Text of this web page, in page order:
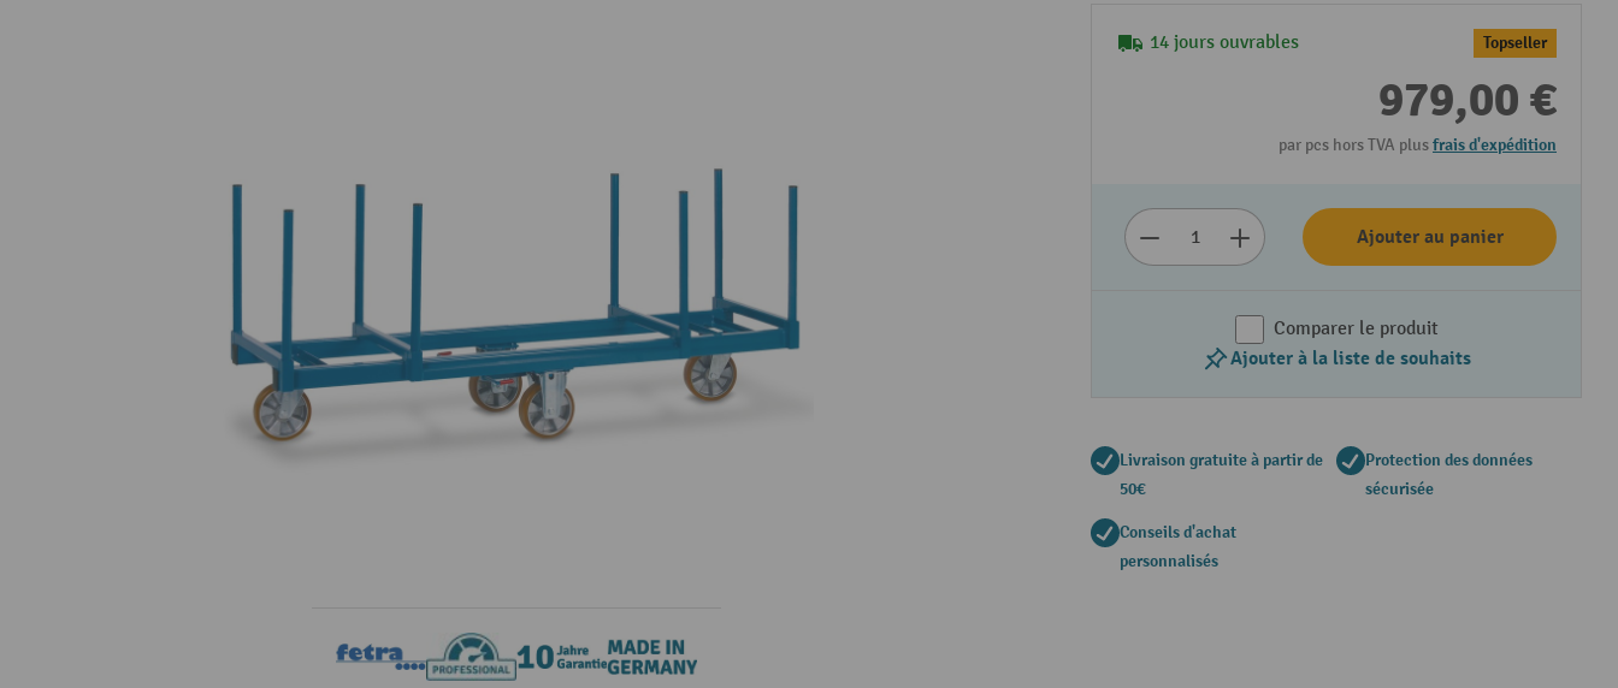
14 jours ouvrables Topseller
979,00 €
par pcs hors TVA plusfrais d'expédition
Ajouter au panier
Comparer le produit
Ajouter à la liste de souhaits
Livraison gratuite à partir de
50€
Protection des données
sécurisée
Conseils d'achat
personnalisés